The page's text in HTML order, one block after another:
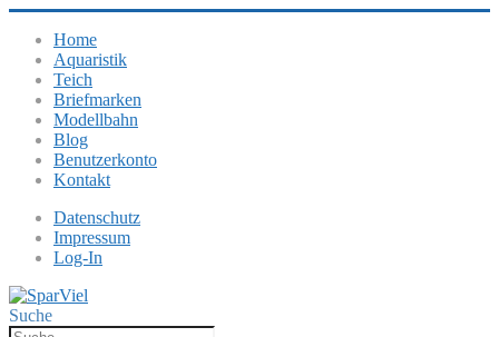
Home
Aquaristik
Teich
Briefmarken
Modellbahn
Blog
Benutzerkonto
Kontakt
Datenschutz
Impressum
Log-In
Suche